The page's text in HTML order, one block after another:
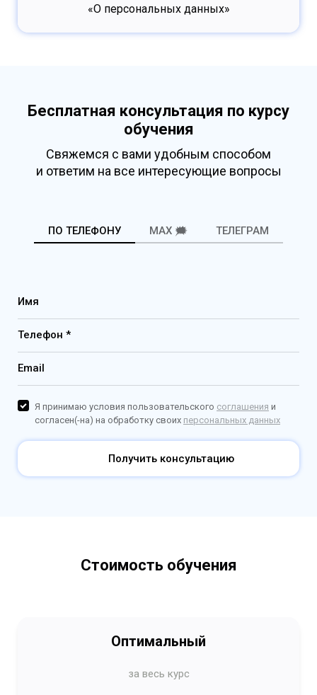
«О персональных данных»
Бесплатная консультация по курсу
обучения
Свяжемся с вами удобным способом
и ответим на все интересующие вопросы
ПО ТЕЛЕФОНУ MAX 🗯️ ТЕЛЕГРАМ
Имя
Телефон *
Email
Получить консультацию
Я принимаю условия пользовательского соглашения и
согласен(-на) на обработку своих персональных данных
Стоимость обучения
Оптимальный
за весь курс